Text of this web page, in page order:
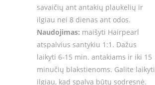
savaičių ant antakių plaukelių ir
ilgiau nei 8 dienas ant odos.
Naudojimas: maišyti Hairpearl
atspalvius santykiu 1:1. Dažus
laikyti 6-15 min. antakiams ir iki 15
minučių blakstienoms. Galite laikyti
ilgiau, kad spalva būtų sodresnė.